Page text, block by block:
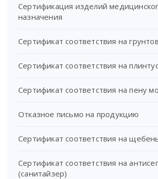
Сертификация изделий
назначения
Сертификат соответствия на
Сертификат соответствия на
Сертификат соответствия на пену
Отказное письмо на продукцию
Сертификат соответствия на
Сертификат соответствия на
(санитайзер)